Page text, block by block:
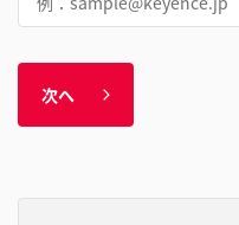
次へ